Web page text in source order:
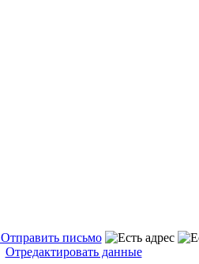
Отправить письмо
Отредактировать данные